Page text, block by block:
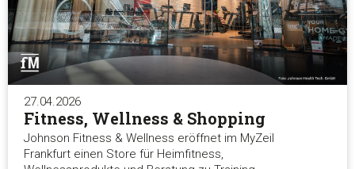
27.04.2026
Fitness, Wellness & Shopping
Johnson Fitness & Wellness eröffnet im MyZeil
Frankfurt einen Store für Heimfitness,